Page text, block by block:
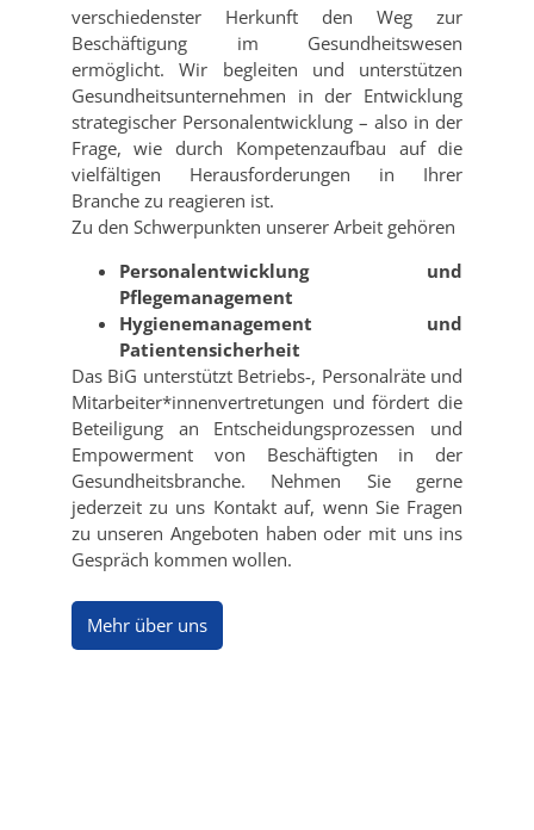
verschiedenster Herkunft den Weg zur
Beschäftigung im Gesundheitswesen
ermöglicht. Wir begleiten und unterstützen
Gesundheitsunternehmen in der Entwicklung
strategischer Personalentwicklung – also in der
Frage, wie durch Kompetenzaufbau auf die
vielfältigen Herausforderungen in Ihrer
Branche zu reagieren ist.
Zu den Schwerpunkten unserer Arbeit gehören
Personalentwicklung und
Pflegemanagement
Hygienemanagement und
Patientensicherheit
Das BiG unterstützt Betriebs-, Personalräte und
Mitarbeiter*innenvertretungen und fördert die
Beteiligung an Entscheidungsprozessen und
Empowerment von Beschäftigten in der
Gesundheitsbranche. Nehmen Sie gerne
jederzeit zu uns Kontakt auf, wenn Sie Fragen
zu unseren Angeboten haben oder mit uns ins
Gespräch kommen wollen.
Mehr über uns